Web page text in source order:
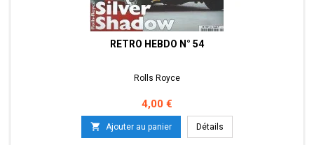
RETRO HEBDO N° 54
Rolls Royce
Prix
4,00 €
 Ajouter au panier Détails